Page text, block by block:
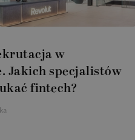
w
Jakich specjalistów
fintech?